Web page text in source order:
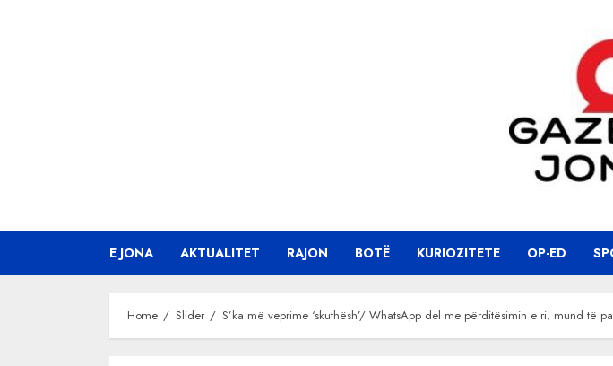
E JONA AKTUALITET RAJON BOTË KURIOZITETE OP-ED
Home Slider S’ka më veprime ‘skuthësh’/ WhatsApp del me përditësimin e ri, mund të